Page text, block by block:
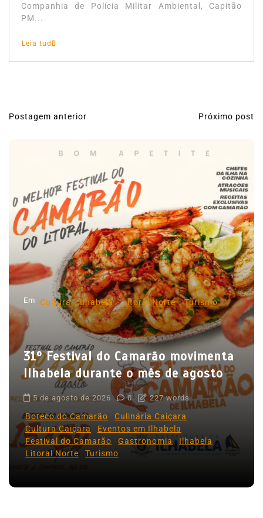
Companhia de Polícia Militar Ambiental, Capitão
PM...
Leia tudo
N
g
a
ç
o
d
e
P
s
Postagem anterior Próximo post
Em Cultura Ilhabela Litoral Norte Turismo
31º Festival do Camarão movimenta
Ilhabela durante o mês de agosto
5 de agosto de 2026 0 227 words
Boteco do Camarão
Culinária Caiçara
Cultura Caiçara
Eventos em Ilhabela
Festival do Camarão
Gastronomia
Ilhabela
Litoral Norte
Turismo